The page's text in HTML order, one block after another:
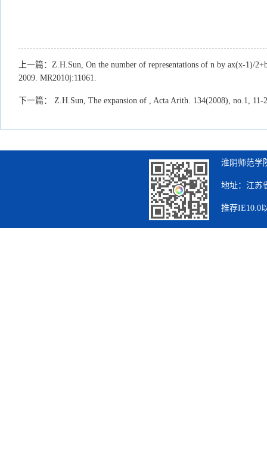
上一篇： Z.H.Sun, On the number of representations of n by ax(x-1)/
2009. MR2010j:11061.
下一篇： Z.H.Sun, The expansion of , Acta Arith. 134(2008), no.1, 11-
淮阴师范学
地址：江苏
推荐IE10.0